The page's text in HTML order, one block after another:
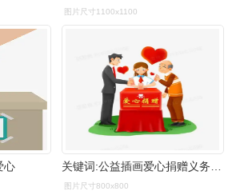
图片尺寸1100x1100
心
图片尺寸800x800